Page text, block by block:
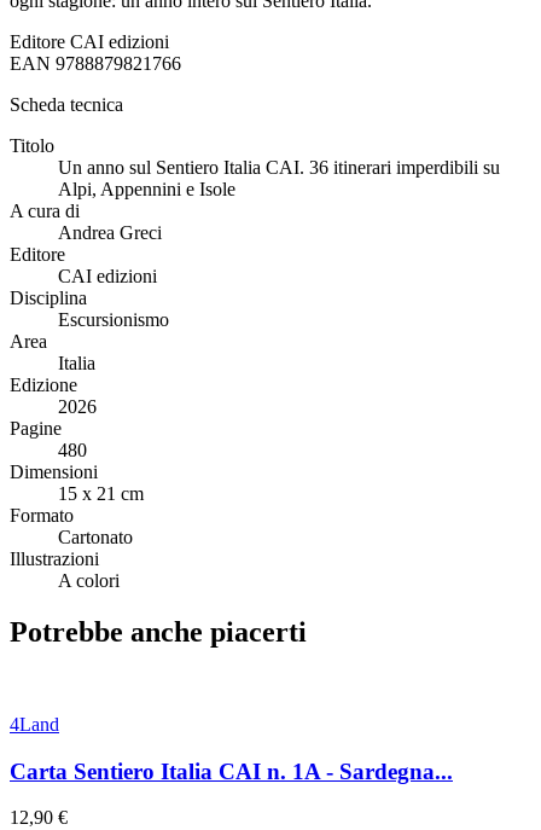
Editore CAI edizioni
EAN 9788879821766
Scheda tecnica
Titolo
Un anno sul Sentiero Italia CAI. 36 itinerari imperdibili su
Alpi, Appennini e Isole
A cura di
Andrea Greci
Editore
CAI edizioni
Disciplina
Escursionismo
Area
Italia
Edizione
2026
Pagine
480
Dimensioni
15 x 21 cm
Formato
Cartonato
Illustrazioni
A colori
Potrebbe anche piacerti
4Land
Carta Sentiero Italia CAI n. 1A - Sardegna...
12,90 €